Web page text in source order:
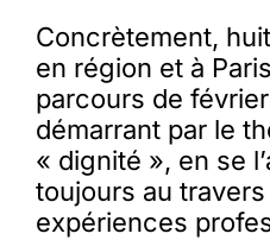
Concrètement,
en région et à
parcours de
démarrant par le
« dignité », en se
toujours au
expériences